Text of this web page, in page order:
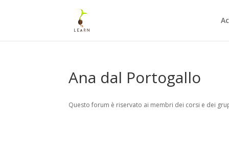
Ana dal Portogallo
Questo forum è riservato ai membri dei corsi e dei